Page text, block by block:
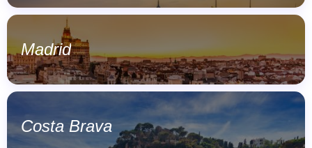
Madrid
Costa Brava